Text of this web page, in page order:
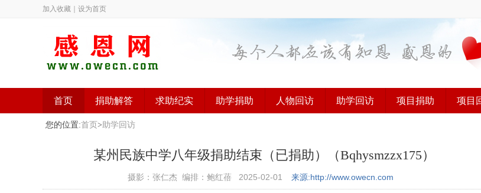
加入收藏 设为首页
首页 捐助解答 求助纪实 助学捐助 人物回访 助学回访 项目捐助 项目
您的位置:首页 >助学回访
某州民族中学八年级捐助结束（已捐助）（Bqhysmzzx175）
摄影：张仁杰 编排：鲍红蓓 2025-02-01 来源:http://www.owecn.com